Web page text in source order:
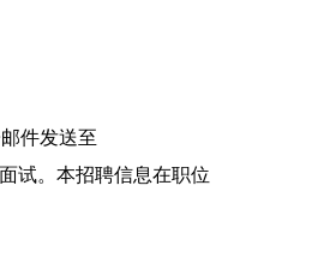
件发送至
试。本招聘信息在职位